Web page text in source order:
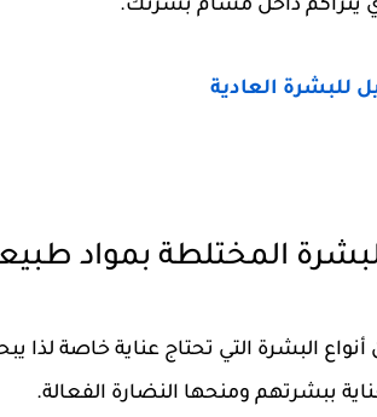
يتراكم داخل مسام بشرتك.
للبشرة العادية
المختلطة بمواد
البشرة التي تحتاج عناية خاصة
ببشرتهم ومنحها النضارة الفعالة.